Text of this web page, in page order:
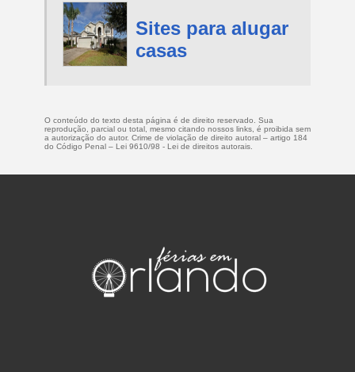
Sites para alugar
casas
O conteúdo do texto desta página é de direito reservado. Sua
reprodução, parcial ou total, mesmo citando nossos links, é proibida sem
a autorização do autor. Crime de violação de direito autoral – artigo 184
do Código Penal – Lei 9610/98 - Lei de direitos autorais